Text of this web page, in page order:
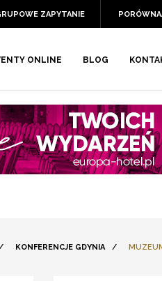
ZAPYTANIE
ONLINE BLOG
KONFERENCJE GDYNIA /